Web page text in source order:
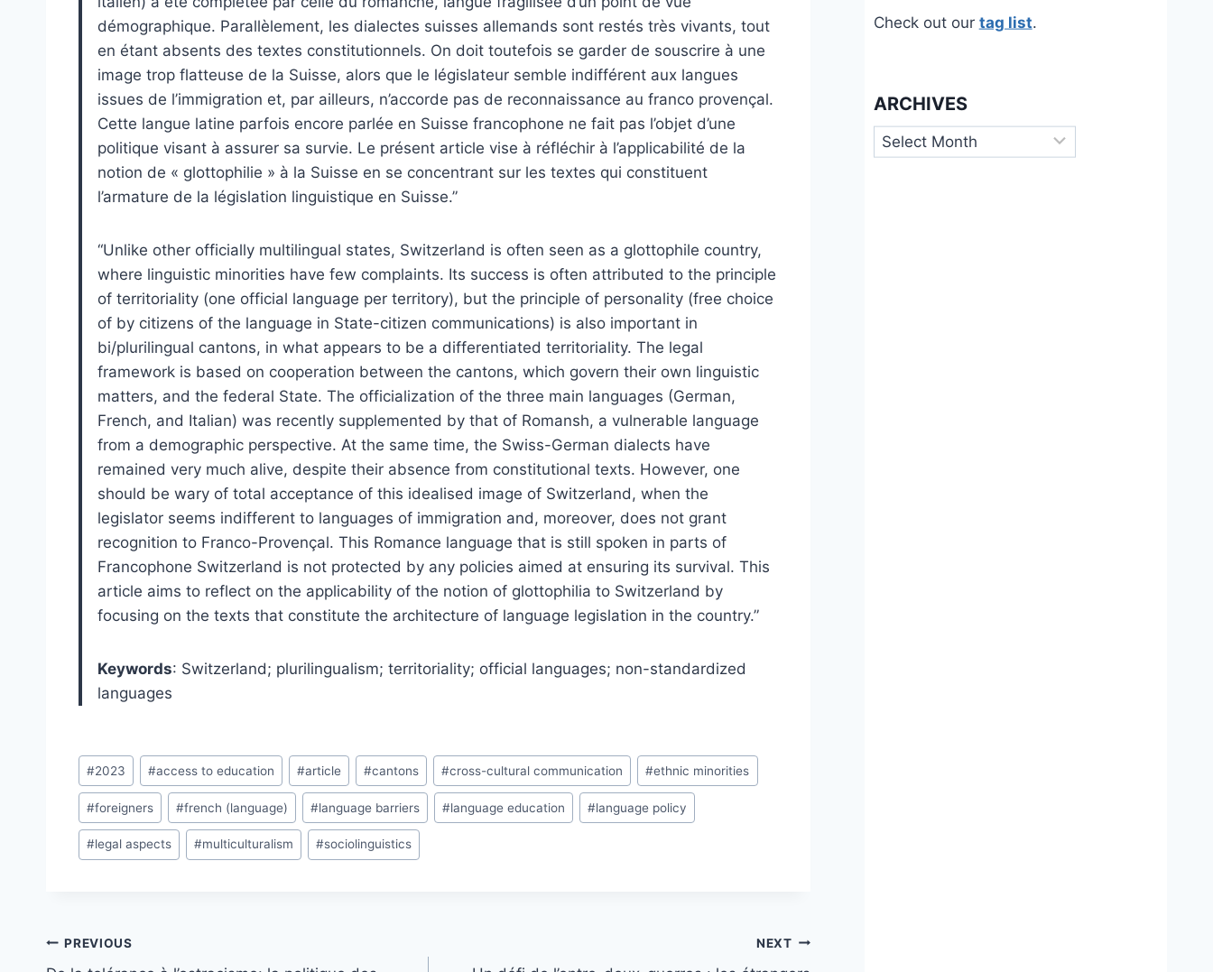
démographique. Parallèlement, les dialectes suisses allemands sont restés très vivants, tout
en étant absents des textes constitutionnels. On doit toutefois se garder de souscrire à une
image trop flatteuse de la Suisse, alors que le législateur semble indifférent aux langues
issues de l’immigration et, par ailleurs, n’accorde pas de reconnaissance au franco provençal.
Cette langue latine parfois encore parlée en Suisse francophone ne fait pas l’objet d’une
politique visant à assurer sa survie. Le présent article vise à réfléchir à l’applicabilité de la
notion de « glottophilie » à la Suisse en se concentrant sur les textes qui constituent
l’armature de la législation linguistique en Suisse.”
“Unlike other officially multilingual states, Switzerland is often seen as a glottophile country,
where linguistic minorities have few complaints. Its success is often attributed to the principle
of territoriality (one official language per territory), but the principle of personality (free choice
of by citizens of the language in State-citizen communications) is also important in
bi/plurilingual cantons, in what appears to be a differentiated territoriality. The legal
framework is based on cooperation between the cantons, which govern their own linguistic
matters, and the federal State. The officialization of the three main languages (German,
French, and Italian) was recently supplemented by that of Romansh, a vulnerable language
from a demographic perspective. At the same time, the Swiss-German dialects have
remained very much alive, despite their absence from constitutional texts. However, one
should be wary of total acceptance of this idealised image of Switzerland, when the
legislator seems indifferent to languages of immigration and, moreover, does not grant
recognition to Franco-Provençal. This Romance language that is still spoken in parts of
Francophone Switzerland is not protected by any policies aimed at ensuring its survival. This
article aims to reflect on the applicability of the notion of glottophilia to Switzerland by
focusing on the texts that constitute the architecture of language legislation in the country.”
Keywords: Switzerland; plurilingualism; territoriality; official languages; non-standardized
languages
Post
Tags:
#2023 #access to education #article #cantons #cross-cultural communication #ethnic minorities
#foreigners #french (language) #language barriers #language education #language policy
#legal aspects #multiculturalism #sociolinguistics
Post
PREVIOUS NEXT
Check out our tag list.
ARCHIVES
Archives